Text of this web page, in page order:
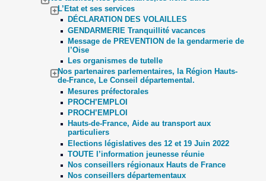
L’Etat et ses services
DÉCLARATION DES VOLAILLES
GENDARMERIE Tranquillité vacances
Message de PREVENTION de la gendarmerie de
l’Oise
Les organismes de tutelle
Nos partenaires parlementaires, la Région Hauts-
de-France, Le Conseil départemental.
Mesures préfectorales
PROCH’EMPLOI
PROCH’EMPLOI
Hauts-de-France, Aide au transport aux
particuliers
Elections législatives des 12 et 19 Juin 2022
TOUTE l’information jeunesse réunie
Nos conseillers régionaux Hauts de France
Nos conseillers départementaux